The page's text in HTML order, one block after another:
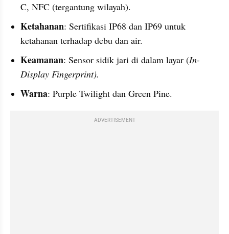
C, NFC (tergantung wilayah).
Ketahanan: Sertifikasi IP68 dan IP69 untuk
ketahanan terhadap debu dan air.
Keamanan: Sensor sidik jari di dalam layar (In-
Display Fingerprint).
Warna: Purple Twilight dan Green Pine.
ADVERTISEMENT